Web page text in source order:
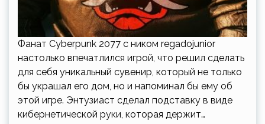
Фанат Cyberpunk 2077 с ником regadojunior
настолько впечатлился игрой, что решил сделать
для себя уникальный сувенир, который не только
бы украшал его дом, но и напоминал бы ему об
этой игре. Энтузиаст сделал подставку в виде
кибернетической руки, которая держит…